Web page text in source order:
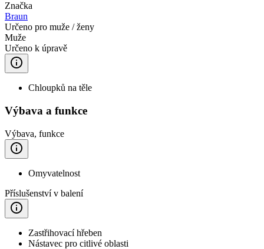
Značka
Braun
Určeno pro muže / ženy
Muže
Určeno k úpravě
Chloupků na těle
Výbava a funkce
Výbava, funkce
Omyvatelnost
Příslušenství v balení
Zastřihovací hřeben
Nástavec pro citlivé oblasti